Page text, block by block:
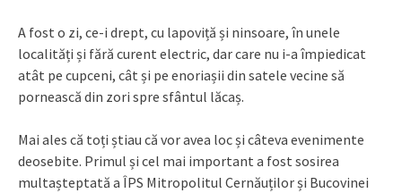
A fost o zi, ce-i drept, cu lapoviță și ninsoare, în unele
localități și fără curent electric, dar care nu i-a împiedicat
atât pe cupceni, cât și pe enoriașii din satele vecine să
pornească din zori spre sfântul lăcaș.
Mai ales că toți știau că vor avea loc și câteva evenimente
deosebite. Primul și cel mai important a fost sosirea
multașteptată a ÎPS Mitropolitul Cernăuților și Bucovinei